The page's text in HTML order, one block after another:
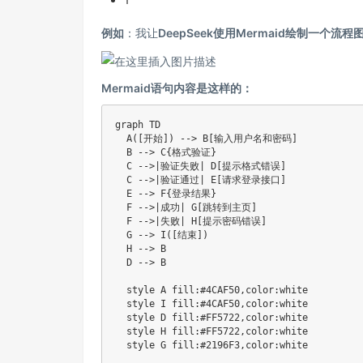
例如 ：我让DeepSeek使用Mermaid绘制一个流程
Mermaid语句内容是这样的：
graph TD
  A([开始]) --> B[输入用户名和密码]
  B --> C{格式验证}
  C -->|验证失败| D[提示格式错误]
  C -->|验证通过| E[请求登录接口]
  E --> F{登录结果}
  F -->|成功| G[跳转到主页]
  F -->|失败| H[提示密码错误]
  G --> I([结束])
  H --> B
  D --> B
  style A fill:#4CAF50,color:white
  style I fill:#4CAF50,color:white
  style D fill:#FF5722,color:white
  style H fill:#FF5722,color:white